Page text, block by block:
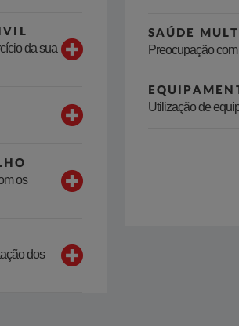
da sua
os
dos
SAÚDE
Preocupação
Utilização de